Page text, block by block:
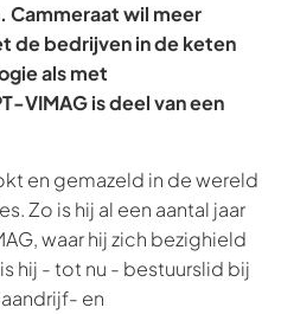
Cammeraat wil meer
de bedrijven in de keten
als met
VIMAG is deel van een
en gemazeld in de wereld
Zo is hij al een aantal jaar
waar hij zich bezighield
hij - tot nu - bestuurslid bij
en